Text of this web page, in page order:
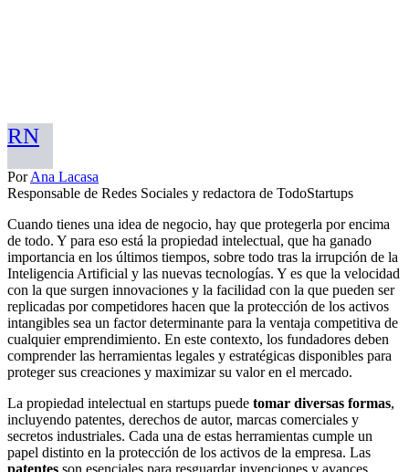
RN
PorAna Lacasa
Responsable de Redes Sociales y redactora de TodoStartups
Cuando tienes una idea de negocio, hay que protegerla por encima
de todo. Y para eso está la propiedad intelectual, que ha ganado
importancia en los últimos tiempos, sobre todo tras la irrupción de la
Inteligencia Artificial y las nuevas tecnologías. Y es que la velocidad
con la que surgen innovaciones y la facilidad con la que pueden ser
replicadas por competidores hacen que la protección de los activos
intangibles sea un factor determinante para la ventaja competitiva de
cualquier emprendimiento. En este contexto, los fundadores deben
comprender las herramientas legales y estratégicas disponibles para
proteger sus creaciones y maximizar su valor en el mercado.
La propiedad intelectual en startups puede tomar diversas formas,
incluyendo patentes, derechos de autor, marcas comerciales y
secretos industriales. Cada una de estas herramientas cumple un
papel distinto en la protección de los activos de la empresa. Las